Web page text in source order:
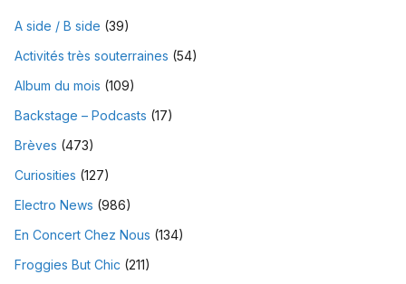
A side / B side (39)
Activités très souterraines (54)
Album du mois (109)
Backstage – Podcasts (17)
Brèves (473)
Curiosities (127)
Electro News (986)
En Concert Chez Nous (134)
Froggies But Chic (211)